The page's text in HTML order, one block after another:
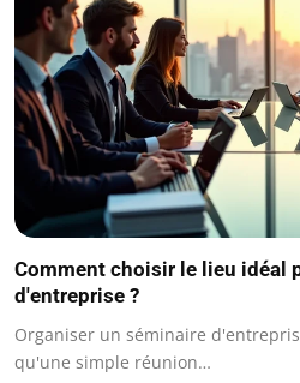
Comment choisir le lieu idéal
d'entreprise ?
Organiser un séminaire
qu'une simple réunion…